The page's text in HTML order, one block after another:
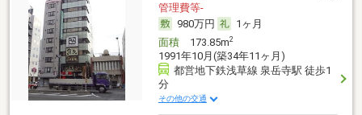
管理費等-
980万円
1ヶ月
面積173.85m2
1991年10月(築34年11ヶ月)
都営地下鉄浅草線 泉岳寺駅 徒歩1
分
その他の交通